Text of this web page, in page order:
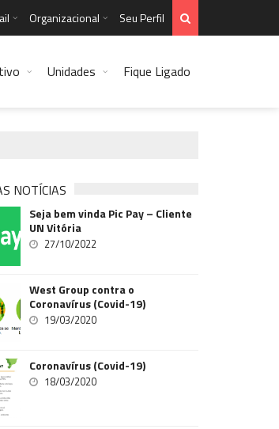
Organizacional Seu Perfil
Unidades Fique Ligado
NOTÍCIAS
Seja bem vinda Pic Pay – Cliente
UN Vitória
27/10/2022
West Group contra o
Coronavírus (Covid-19)
19/03/2020
Coronavírus (Covid-19)
18/03/2020